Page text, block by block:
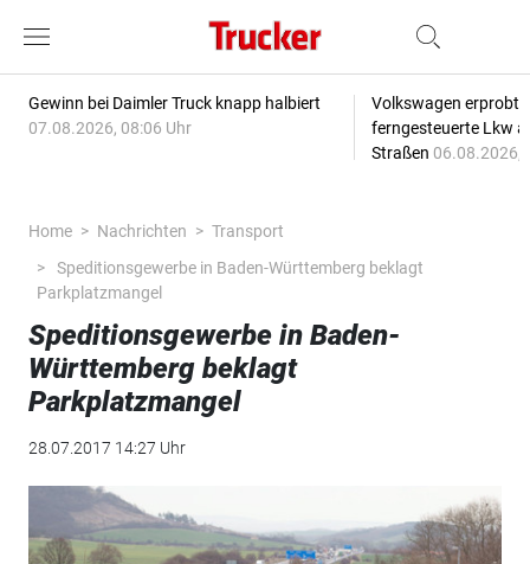
Gewinn bei Daimler Truck knapp halbiert
07.08.2026, 08:06 Uhr
Volkswagen erprobt
ferngesteuerte Lkw
Straßen 06.08.2026,
Home Nachrichten
Transport
Speditionsgewerbe in Baden-Württemberg beklagt
Parkplatzmangel
Speditionsgewerbe in Baden-
Württemberg beklagt
Parkplatzmangel
28.07.2017 14:27 Uhr